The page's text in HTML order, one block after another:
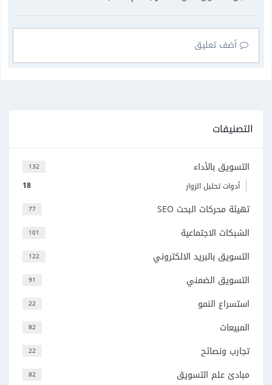
أضف تعليق
التصنيفات
132 التسويق بالأداء
18 أدوات تحليل الزوار
77 تهيئة محركات البحث SEO
101 الشبكات الاجتماعية
122 التسويق بالبريد الالكتروني
91 التسويق الضمني
22 استسراع النمو
82 المبيعات
22 تجارب ونصائح
82
مبادئ علم التسويق